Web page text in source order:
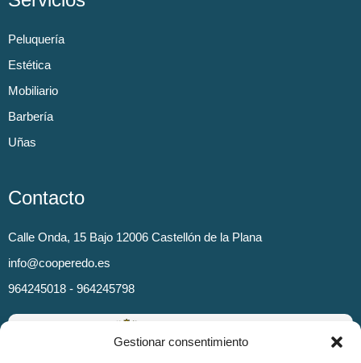
Gestionar consentimiento
Peluquería
Estética
Mobiliario
Barbería
Uñas
Contacto
Calle Onda, 15 Bajo 12006 Castellón de la Plana
info@cooperedo.es
964245018 - 964245798